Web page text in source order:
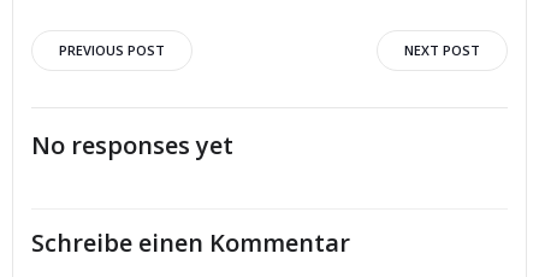
Post
navigation
PREVIOUS POST
navigation
NEXT POST
No responses yet
Schreibe einen Kommentar